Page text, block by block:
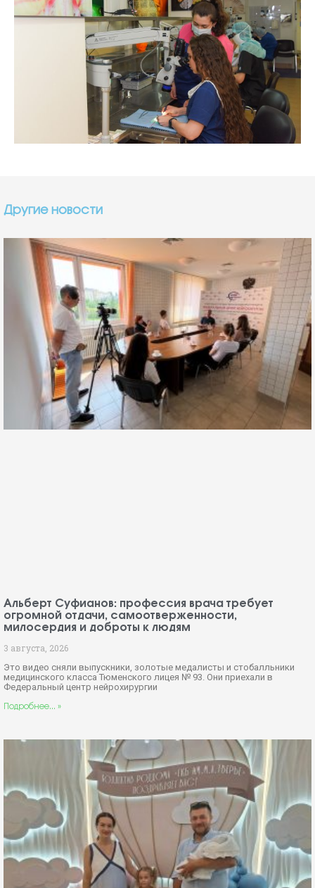
Другие новости
Альберт Суфианов: профессия врача требует
огромной отдачи, самоотверженности,
милосердия и доброты к людям
3 августа, 2026
Это видео сняли выпускники, золотые медалисты и стобалльники
медицинского класса Тюменского лицея № 93. Они приехали в
Федеральный центр нейрохирургии
Подробнее... »